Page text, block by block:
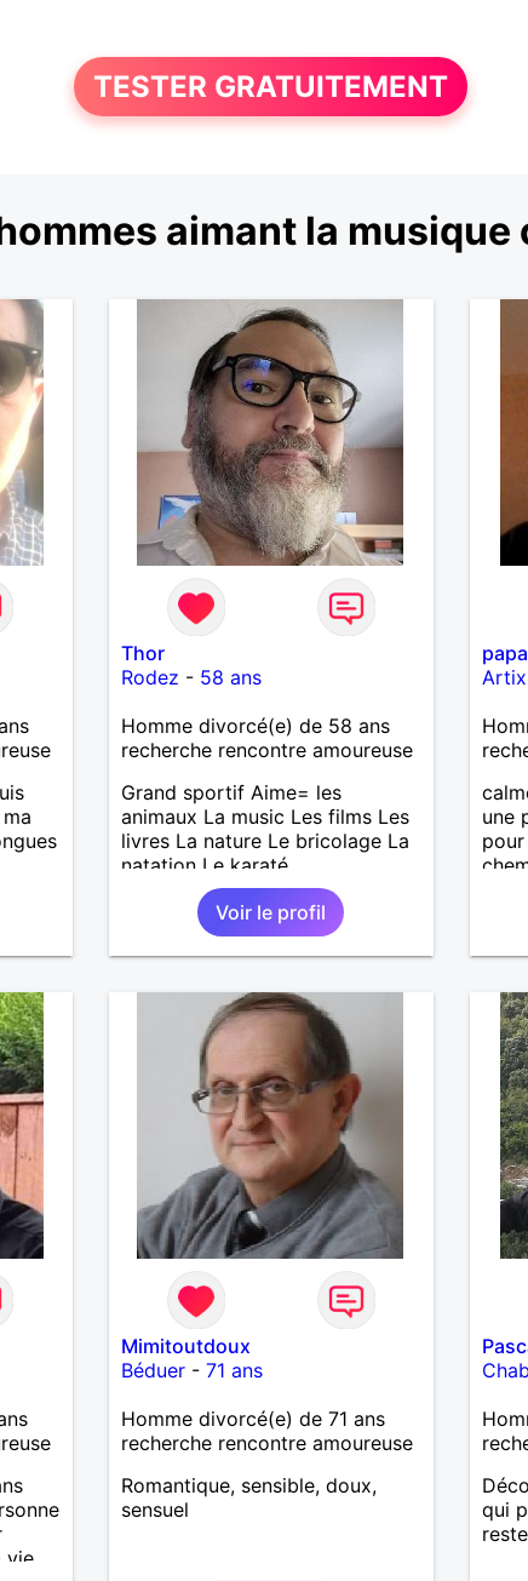
TESTER GRATUITEMENT
aimant la
en
»
que
et
Thor
Rodez - 58 ans
Homme divorcé(e) de 58 ans
recherche rencontre amoureuse
Grand sportif Aime= les
animaux La music Les films Les
livres La nature Le bricolage La
natation Le karaté
Voir le profil
Artix
une
vie
Mimitoutdoux
Béduer- 71 ans
Homme divorcé(e) de 71 ans
recherche rencontre amoureuse
Romantique, sensible, doux,
sensuel
qui